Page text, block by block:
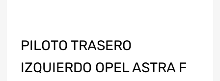
PILOTO TRASERO
IZQUIERDO OPEL ASTRA F